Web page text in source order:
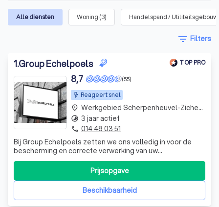
Alle diensten Woning (3) Handelspand / Utiliteitsgebouw
filter_list Filters
1.Group Echelpoels TOP PRO
Reageert snel
(55)
8,7
Bij Group Echelpoels zetten we ons volledig in voor de
bescherming en correcte verwerking van uw
persoonsgegevens. Als toonaangevende speler in de
sector, beheren we uw gegevens met de grootste zorg,
conform de Europese Algemene Verordening
Gegevensbescherming (AVG) en de relevante lokale
Beschikbaarheid
Prijsopgave
place Werkgebied Scherpenheuvel-Zichem Testelt
timelapse 3 jaar actief
phone 014 48 03 51